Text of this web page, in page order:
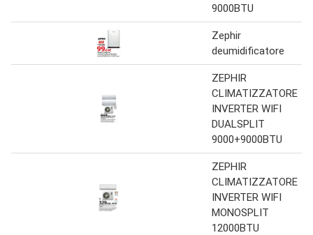
9000BTU
Zephir
deumidificatore
ZEPHIR
CLIMATIZZATORE
INVERTER WIFI
DUALSPLIT
9000+9000BTU
ZEPHIR
CLIMATIZZATORE
INVERTER WIFI
MONOSPLIT
12000BTU